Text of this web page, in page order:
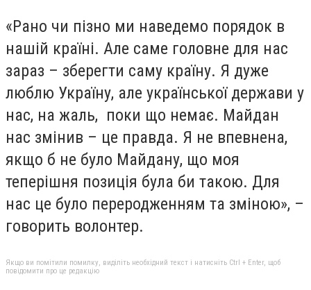
«Рано чи пізно ми наведемо порядок в
нашій країні. Але саме головне для нас
зараз – зберегти саму країну. Я дуже
люблю Україну, але української держави у
нас, на жаль, поки що немає. Майдан
нас змінив – це правда. Я не впевнена,
якщо б не було Майдану, що моя
теперішня позиція була би такою. Для
нас це було переродженням та зміною», –
говорить волонтер.
Якщо ви помітили помилку, виділіть необхідний текст і натисніть Ctrl + Enter, щоб
повідомити про це редакцію